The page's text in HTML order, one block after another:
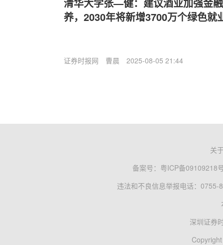
养，2030年将新增3700万个绿色就
证券时报网 曹晨 2025-08-05 21:44
关
备案号： 粤ICP备09109218
违法和不良信息举报电话：0755-
深圳证券